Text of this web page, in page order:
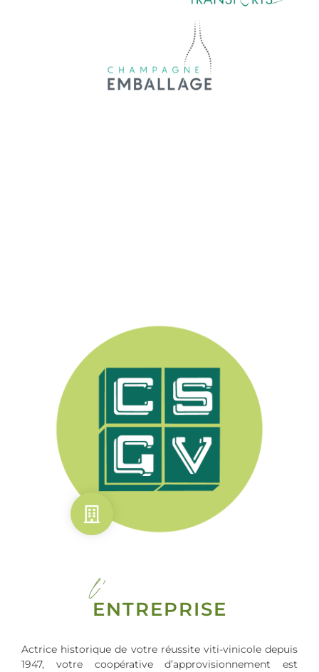
l'
ENTREPRISE
Actrice historique de votre réussite viti-vinicole depuis
1947, votre coopérative d’approvisionnement est